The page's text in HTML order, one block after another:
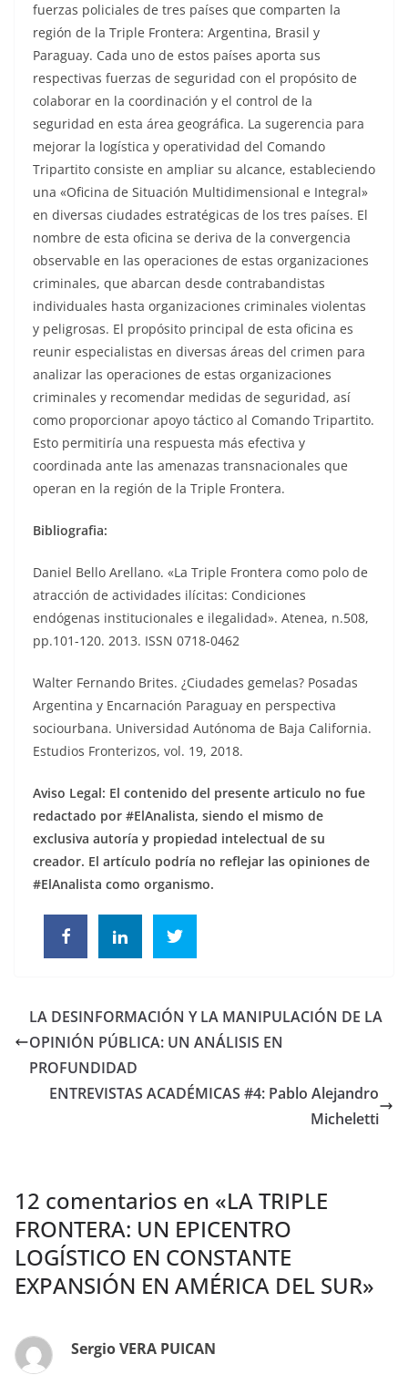
fuerzas policiales de tres países que comparten la
región de la Triple Frontera: Argentina, Brasil y
Paraguay. Cada uno de estos países aporta sus
respectivas fuerzas de seguridad con el propósito de
colaborar en la coordinación y el control de la
seguridad en esta área geográfica. La sugerencia para
mejorar la logística y operatividad del Comando
Tripartito consiste en ampliar su alcance, estableciendo
una «Oficina de Situación Multidimensional e Integral»
en diversas ciudades estratégicas de los tres países. El
nombre de esta oficina se deriva de la convergencia
observable en las operaciones de estas organizaciones
criminales, que abarcan desde contrabandistas
individuales hasta organizaciones criminales violentas
y peligrosas. El propósito principal de esta oficina es
reunir especialistas en diversas áreas del crimen para
analizar las operaciones de estas organizaciones
criminales y recomendar medidas de seguridad, así
como proporcionar apoyo táctico al Comando Tripartito.
Esto permitiría una respuesta más efectiva y
coordinada ante las amenazas transnacionales que
operan en la región de la Triple Frontera.
Bibliografia:
Daniel Bello Arellano. «La Triple Frontera como polo de
atracción de actividades ilícitas: Condiciones
endógenas institucionales e ilegalidad». Atenea, n.508,
pp.101-120. 2013. ISSN 0718-0462
Walter Fernando Brites. ¿Ciudades gemelas? Posadas
Argentina y Encarnación Paraguay en perspectiva
sociourbana. Universidad Autónoma de Baja California.
Estudios Fronterizos, vol. 19, 2018.
Aviso Legal: El contenido del presente articulo no fue
redactado por #ElAnalista, siendo el mismo de
exclusiva autoría y propiedad intelectual de su
creador. El artículo podría no reflejar las opiniones de
#ElAnalista como organismo.
LA DESINFORMACIÓN Y LA MANIPULACIÓN DE LA
OPINIÓN PÚBLICA: UN ANÁLISIS EN
PROFUNDIDAD
ENTREVISTAS ACADÉMICAS #4: Pablo Alejandro
Micheletti
12 comentarios en «LA TRIPLE
FRONTERA: UN EPICENTRO
LOGÍSTICO EN CONSTANTE
EXPANSIÓN EN AMÉRICA DEL SUR»
Sergio VERA PUICAN